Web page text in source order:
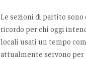
Le sezioni di partito sono
ricordo per chi oggi
locali usati un tempo
attualmente servono per